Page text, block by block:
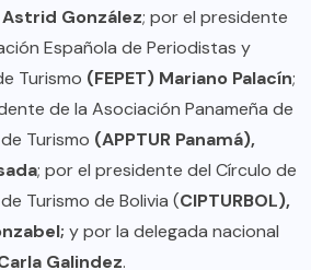
Astrid González; por el presidente
Española de Periodistas y
Turismo (FEPET) Mariano Palacín;
de la Asociación Panameña de
Turismo (APPTUR Panamá),
; por el presidente del Círculo de
Turismo de Bolivia (CIPTURBOL),
y por la delegada nacional
Galindez.